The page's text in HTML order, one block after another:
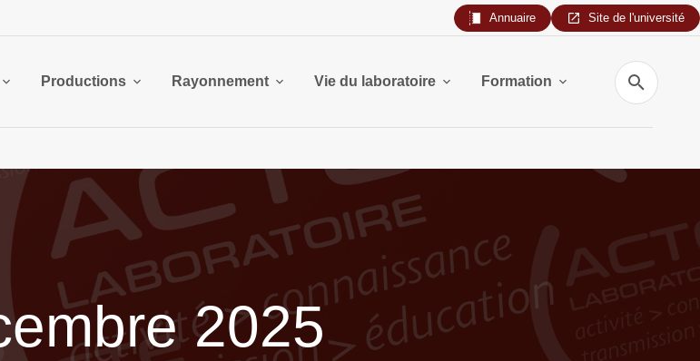
Annuaire Site de l'université
Productions Rayonnement Vie du laboratoire Formation
Recherche
2025